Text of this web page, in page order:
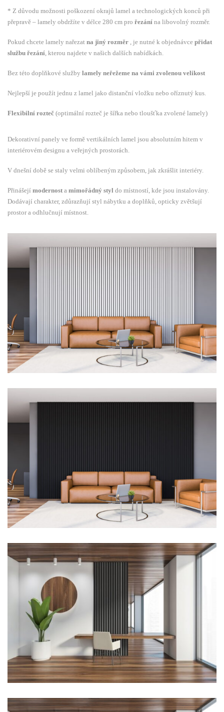
* Z důvodu možnosti poškození okrajů lamel a technologických konců při
přepravě – lamely obdržíte v délce 280 cm pro řezání na libovolný rozměr.
Pokud chcete lamely nařezat na jiný rozměr , je nutné k objednávce přidat
službu řezání, kterou najdete v našich dalších nabídkách.
Bez této doplňkové služby lamely neřežeme na vámi zvolenou velikost
Nejlepší je použít jednu z lamel jako distanční vložku nebo oříznutý kus.
Flexibilní rozteč (optimální rozteč je šířka nebo tloušťka zvolené lamely)
Dekorativní panely ve formě vertikálních lamel jsou absolutním hitem v
interiérovém designu a veřejných prostorách.
V dnešní době se staly velmi oblíbeným způsobem, jak zkrášlit interiéry.
Přinášejí modernost a mimořádný styl do místností, kde jsou instalovány.
Dodávají charakter, zdůrazňují styl nábytku a doplňků, opticky zvětšují
prostor a odhlučnují místnost.